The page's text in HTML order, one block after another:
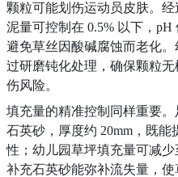
颗粒可能划伤运动员皮肤。
泥量可控制在 0.5% 以下，pH
避免草丝因酸碱腐蚀而老化
过研磨钝化处理，确保颗粒
伤风险。
填充量的精准控制同样重要
石英砂，厚度约 20mm，既
性；幼儿园草坪填充量可减
补充石英砂能弥补流失量，使